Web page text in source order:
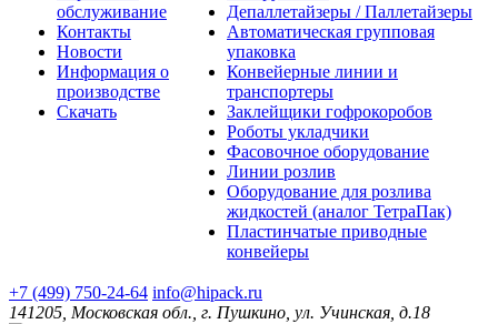
обслуживание
Контакты
Новости
Информация о
производстве
Скачать
Депаллетайзеры / Паллетайзеры
Автоматическая групповая
упаковка
Конвейерные линии и
транспортеры
Заклейщики гофрокоробов
Роботы укладчики
Фасовочное оборудование
Линии розлив
Оборудование для розлива
жидкостей (аналог ТетраПак)
Пластинчатые приводные
конвейеры
+7 (499) 750-24-64 info@hipack.ru
141205, Московская обл., г. Пушкино, ул. Учинская, д.18